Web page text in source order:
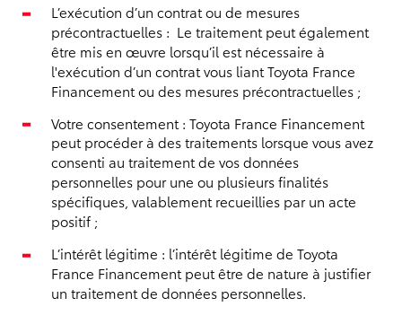
L’exécution d’un contrat ou de mesures
précontractuelles : Le traitement peut également
être mis en œuvre lorsqu’il est nécessaire à
l'exécution d’un contrat vous liant Toyota France
Financement ou des mesures précontractuelles ;
Votre consentement : Toyota France Financement
peut procéder à des traitements lorsque vous avez
consenti au traitement de vos données
personnelles pour une ou plusieurs finalités
spécifiques, valablement recueillies par un acte
positif ;
L’intérêt légitime : l’intérêt légitime de Toyota
France Financement peut être de nature à justifier
un traitement de données personnelles.